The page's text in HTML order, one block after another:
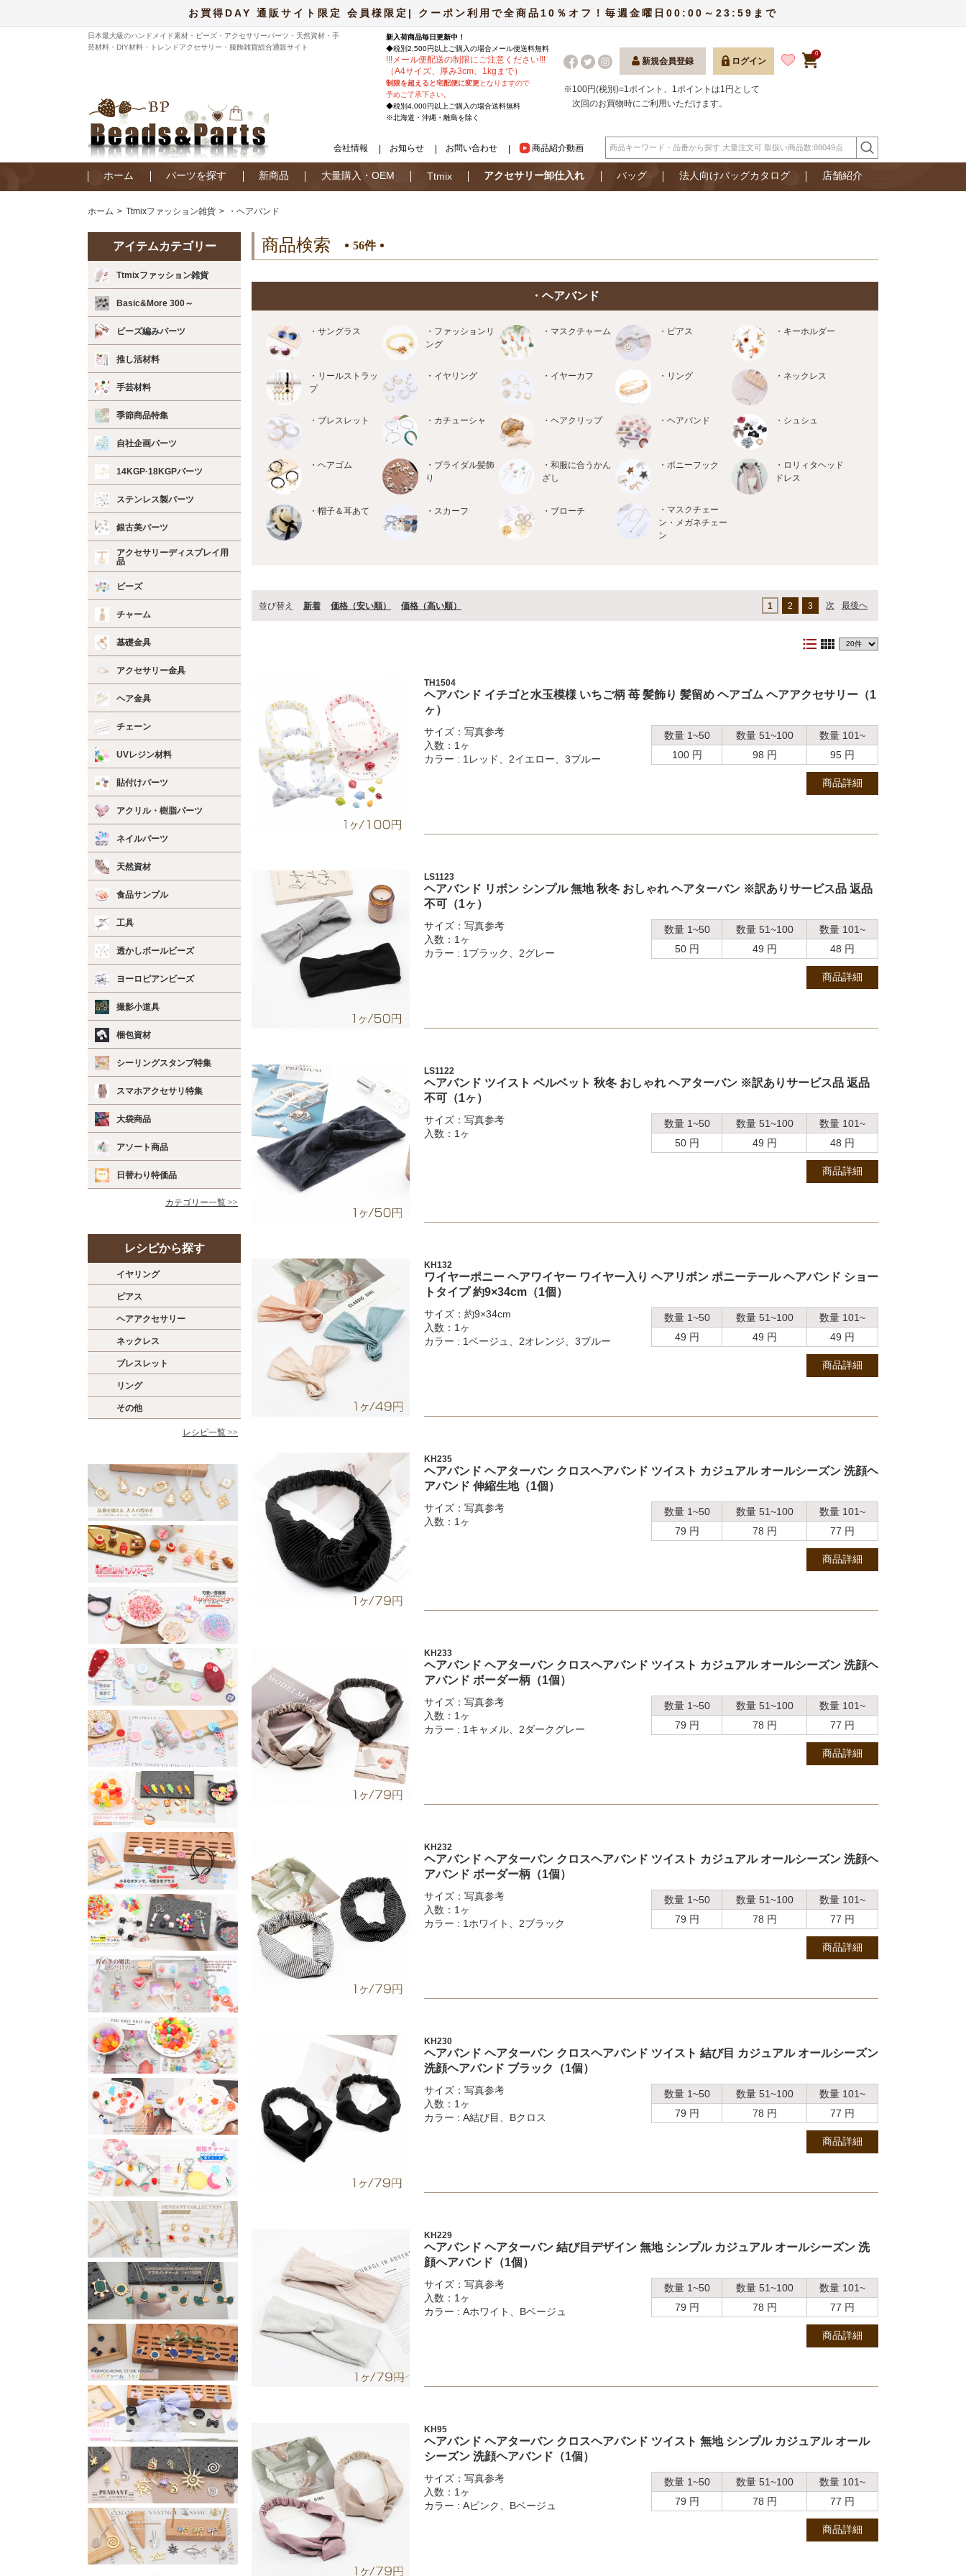
お買得DAY 通販サイト限定 会員様限定| クーポン利用で全商品10％オフ！毎週金曜日00:00～23:59まで
日本最大級のハンドメイド素材・ビーズ・アクセサリーパーツ・天然資材・手
芸材料・DIY材料・トレンドアクセサリー・服飾雑貨総合通販サイト
新入荷商品毎日更新中！
◆税別2,500円以上ご購入の場合 メール便送料無料
!!!メール便配送の制限にご注意ください!!!
（A4サイズ、厚み3cm、1kgまで）
制限を超えると宅配便に変更となりますので
予めご了承下さい。
◆税別4,000円以上ご購入の場合送料無料
※北海道・沖縄・離島を除く
新規会員登録 ログイン
0
※100円(税別)=1ポイント、1ポイントは1円として
次回のお買物時にご利用いただけます。
会社情報 お知らせ お問い合わせ 商品紹介動画
ホーム パーツを探す 新商品 大量購入・OEM Ttmix アクセサリー卸仕入れ バッグ 法人向けバッグカタログ 店舗紹介
ホーム Ttmixファッション雑貨 ・ヘアバンド
アイテムカテゴリー
Ttmixファッション雑貨
Basic&More 300～
ビーズ編みパーツ
推し活材料
手芸材料
季節商品特集
自社企画パーツ
14KGP·18KGPパーツ
ステンレス製パーツ
銀古美パーツ
アクセサリーディスプレイ用
品
ビーズ
チャーム
基礎金具
アクセサリー金具
ヘア金具
チェーン
UVレジン材料
貼付けパーツ
アクリル・樹脂パーツ
ネイルパーツ
天然資材
食品サンプル
工具
透かしボールビーズ
ヨーロピアンビーズ
撮影小道具
梱包資材
シーリングスタンプ特集
スマホアクセサリ特集
大袋商品
アソート商品
日替わり特価品
カテゴリー一覧 >>
レシピから探す
イヤリング
ピアス
ヘアアクセサリー
ネックレス
ブレスレット
リング
その他
レシピ一覧 >>
商品検索 56件
・ヘアバンド
・サングラス
・ファッションリ
ング
・マスクチャーム ・ピアス ・キーホルダー
・リールストラッ
プ
・イヤリング ・イヤーカフ ・リング ・ネックレス
・ブレスレット ・カチューシャ ・ヘアクリップ ・ヘアバンド ・シュシュ
・ヘアゴム
・ブライダル髪飾
り
・和服に合うかん
ざし
・ポニーフック
・ロリィタヘッド
ドレス
・帽子＆耳あて ・スカーフ ・ブローチ
・マスクチェー
ン・メガネチェー
ン
並び替え 新着 価格（安い順） 価格（⾼い順） 1 2 3 次 最後へ
format_list_bulleted view_comfy
TH1504
ヘアバンド イチゴと水玉模様 いちご柄 苺 髪飾り 髪留め ヘアゴム ヘアアクセサリー（1
ヶ）
サイズ：写真参考
入数：1ヶ
カラー : 1レッド、2イエロー、3ブルー
数量 1~50 数量 51~100
数量 101~
100 円
98 円 95 円
商品詳細
LS1123
ヘアバンド リボン シンプル 無地 秋冬 おしゃれ ヘアターバン ※訳ありサービス品 返品
不可（1ヶ）
サイズ：写真参考
入数：1ヶ
カラー : 1ブラック、2グレー
数量 1~50 数量 51~100
数量 101~
50 円
49 円 48 円
商品詳細
LS1122
ヘアバンド ツイスト ベルベット 秋冬 おしゃれ ヘアターバン ※訳ありサービス品 返品
不可（1ヶ）
サイズ：写真参考
入数：1ヶ
数量 1~50 数量 51~100
数量 101~
50 円
49 円 48 円
商品詳細
KH132
ワイヤーポニー ヘアワイヤー ワイヤー入り ヘアリボン ポニーテール ヘアバンド ショー
トタイプ 約9×34cm（1個）
サイズ：約9×34cm
入数：1ヶ
カラー : 1ベージュ、2オレンジ、3ブルー
数量 1~50 数量 51~100
数量 101~
49 円
49 円 49 円
商品詳細
KH235
ヘアバンド ヘアターバン クロスヘアバンド ツイスト カジュアル オールシーズン 洗顔ヘ
アバンド 伸縮生地（1個）
サイズ：写真参考
入数：1ヶ
数量 1~50 数量 51~100
数量 101~
79 円
78 円 77 円
商品詳細
KH233
ヘアバンド ヘアターバン クロスヘアバンド ツイスト カジュアル オールシーズン 洗顔ヘ
アバンド ボーダー柄（1個）
サイズ：写真参考
入数：1ヶ
カラー : 1キャメル、2ダークグレー
数量 1~50 数量 51~100
数量 101~
79 円
78 円 77 円
商品詳細
KH232
ヘアバンド ヘアターバン クロスヘアバンド ツイスト カジュアル オールシーズン 洗顔ヘ
アバンド ボーダー柄（1個）
サイズ：写真参考
入数：1ヶ
カラー : 1ホワイト、2ブラック
数量 1~50 数量 51~100
数量 101~
79 円
78 円 77 円
商品詳細
KH230
ヘアバンド ヘアターバン クロスヘアバンド ツイスト 結び目 カジュアル オールシーズン
洗顔ヘアバンド ブラック（1個）
サイズ：写真参考
入数：1ヶ
カラー : A結び目、Bクロス
数量 1~50 数量 51~100
数量 101~
79 円
78 円 77 円
商品詳細
KH229
ヘアバンド ヘアターバン 結び目デザイン 無地 シンプル カジュアル オールシーズン 洗
顔ヘアバンド（1個）
サイズ：写真参考
入数：1ヶ
カラー : Aホワイト、Bベージュ
数量 1~50 数量 51~100
数量 101~
79 円
78 円 77 円
商品詳細
KH95
ヘアバンド ヘアターバン クロスヘアバンド ツイスト 無地 シンプル カジュアル オール
シーズン 洗顔ヘアバンド（1個）
サイズ：写真参考
入数：1ヶ
カラー : Aピンク、Bベージュ
数量 1~50 数量 51~100
数量 101~
79 円
78 円 77 円
商品詳細